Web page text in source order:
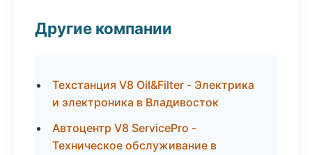
Другие компании
Техстанция V8 Oil&Filter - Электрика
и электроника в Владивосток
Автоцентр V8 ServicePro -
Техническое обслуживание в